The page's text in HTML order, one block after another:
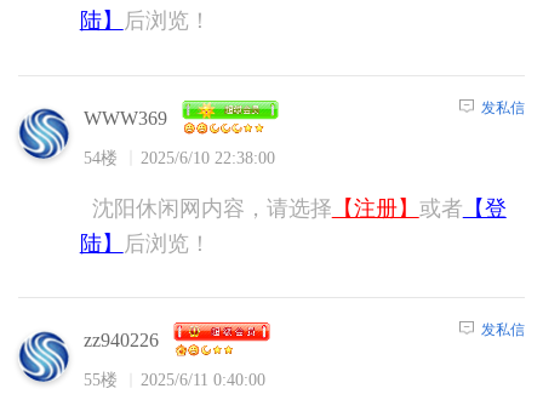
陆】
后浏览！
WWW369
54楼 2025/6/10 22:38:00
发私信
沈阳休闲网内容，请选择 【注册】 或者 【登
陆】
后浏览！
zz940226
55楼 2025/6/11 0:40:00
发私信